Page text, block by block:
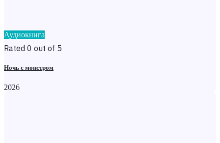
Аудиокнига
Rated 0 out of 5
Ночь с монстром
2026